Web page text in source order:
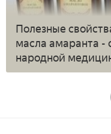
Полезные
масла амаранта -
народной